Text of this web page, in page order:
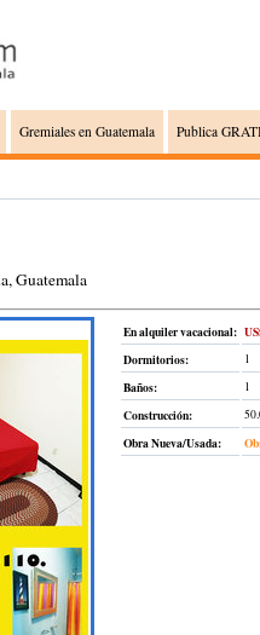
Gremiales en Guatemala Publica
Guatemala
En alquiler vacacional:
Dormitorios:
1
Baños: 1
Construcción:
Obra Nueva/Usada: